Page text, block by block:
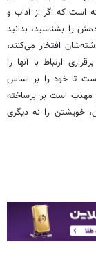
است که اگر از آداب‌ و
را بشناسید، بدانید
افتخار می‌کنند،
ارتباط با آنها را
تا خود را بر اساس
مهذب است بر برساخته
خویشتن را نه دیگری